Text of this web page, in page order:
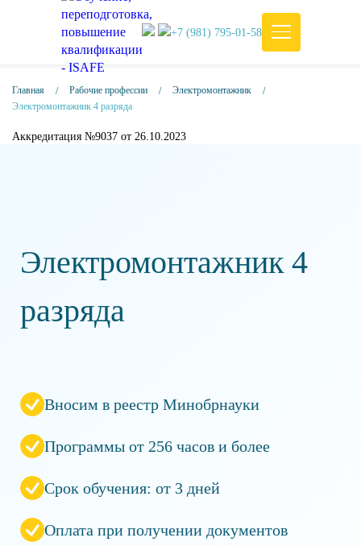
+7 (981) 795-01-58
Главная Рабочие профессии
Электромонтажник
Электромонтажник 4 разряда
Аккредитация №9037 от 26.10.2023
Электромонтажник 4
разряда
Вносим в реестр Минобрнауки
Программы от 256 часов и более
Срок обучения: от 3 дней
Оплата при получении документов